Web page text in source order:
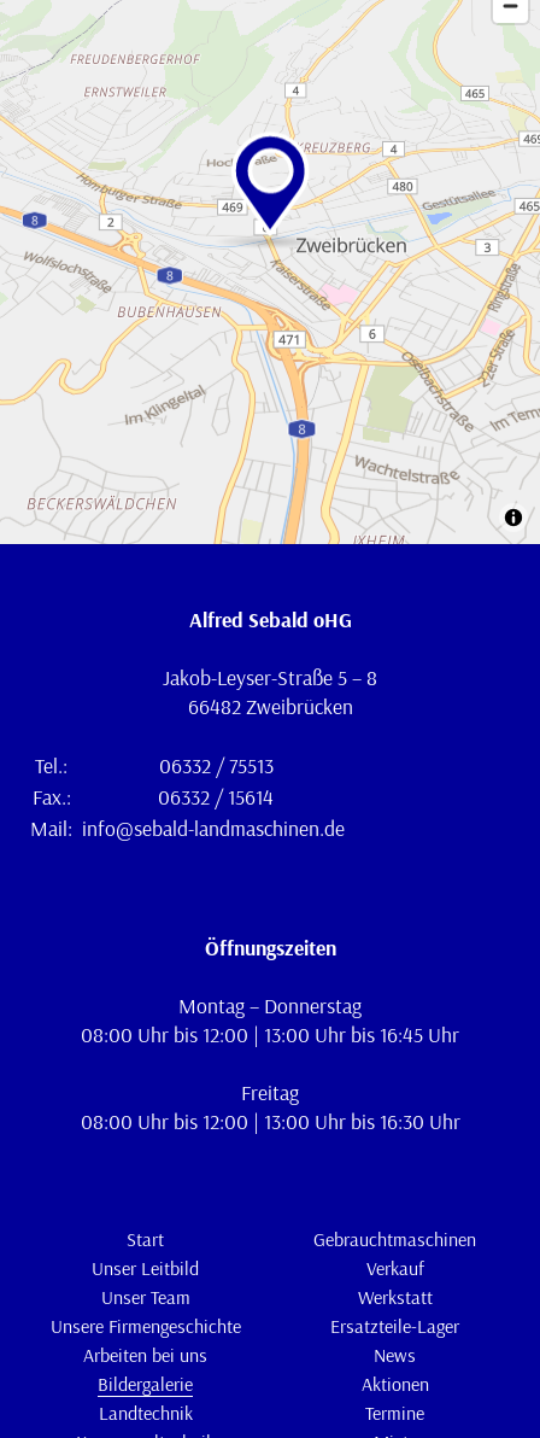
Alfred Sebald oHG
Jakob-Leyser-Straße 5 – 8
66482 Zweibrücken
Tel.:
06332 / 75513
Fax.:
06332 / 15614
Mail: info@sebald-landmaschinen.de
Öffnungszeiten
Montag – Donnerstag
08:00 Uhr bis 12:00 | 13:00 Uhr bis 16:45 Uhr
Freitag
08:00 Uhr bis 12:00 | 13:00 Uhr bis 16:30 Uhr
Start
Unser Leitbild
Unser Team
Unsere Firmengeschichte
Arbeiten bei uns
Bildergalerie
Landtechnik
Gebrauchtmaschinen
Verkauf
Werkstatt
Ersatzteile-Lager
News
Aktionen
Termine